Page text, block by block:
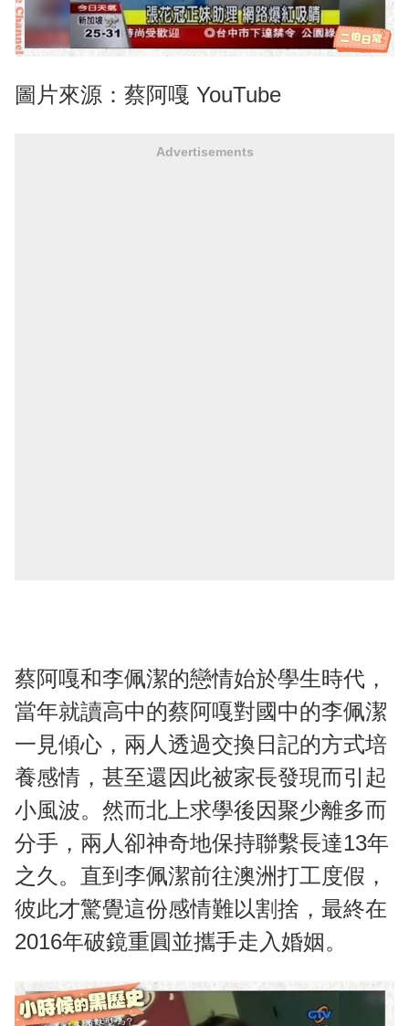
圖片來源：蔡阿嘎 YouTube
Advertisements
蔡阿嘎和李佩潔的戀情始於學生時代，
當年就讀高中的蔡阿嘎對國中的李佩潔
一見傾心，兩人透過交換日記的方式培
養感情，甚至還因此被家長發現而引起
小風波。然而北上求學後因聚少離多而
分手，兩人卻神奇地保持聯繫長達13年
之久。直到李佩潔前往澳洲打工度假，
彼此才驚覺這份感情難以割捨，最終在
2016年破鏡重圓並攜手走入婚姻。